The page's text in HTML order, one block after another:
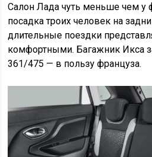
Салон Лада чуть меньше чем у
посадка троих человек на
длительные поездки
комфортными. Багажник Икса
361/475 — в пользу француза.